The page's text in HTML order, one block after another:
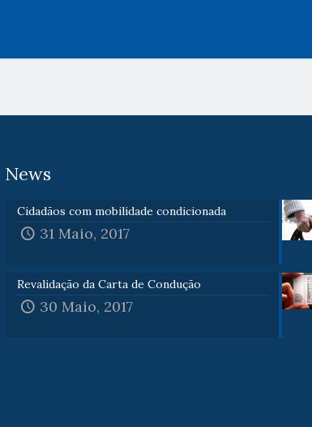
News
Cidadãos com mobilidade condicionada
31 Maio, 2017
Revalidação da Carta de Condução
30 Maio, 2017